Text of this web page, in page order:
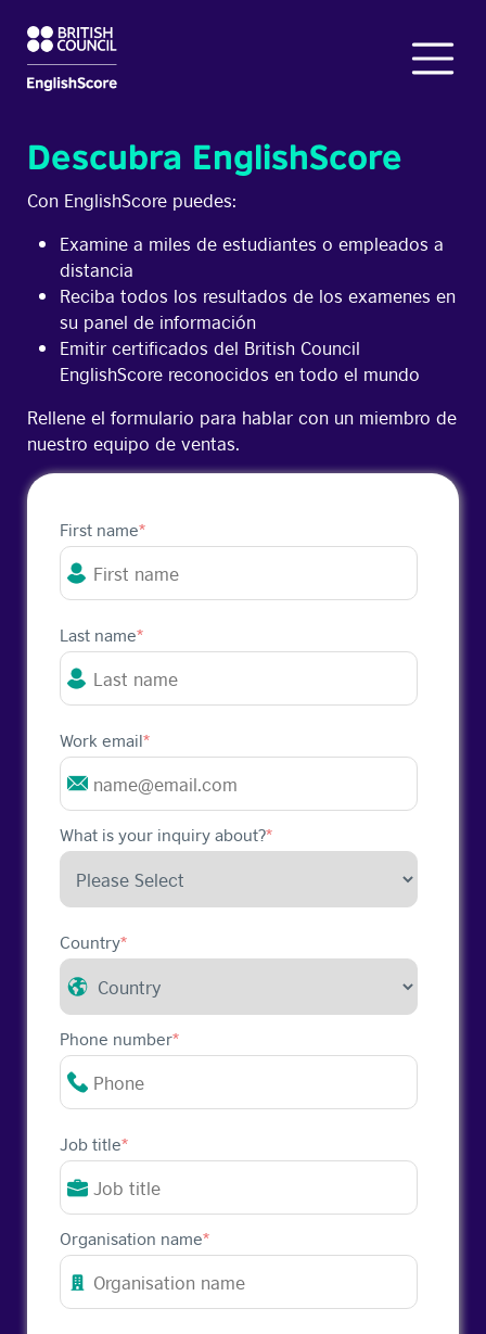
Descubra EnglishScore
Con EnglishScore puedes:
Examine a miles de estudiantes o empleados a
distancia
Reciba todos los resultados de los examenes en
su panel de información
Emitir certificados del British Council
EnglishScore reconocidos en todo el mundo
Rellene el formulario para hablar con un miembro de
nuestro equipo de ventas.
First name*
Last name*
Work email*
What is your inquiry about?*
Country*
Phone number*
Job title*
Organisation name*